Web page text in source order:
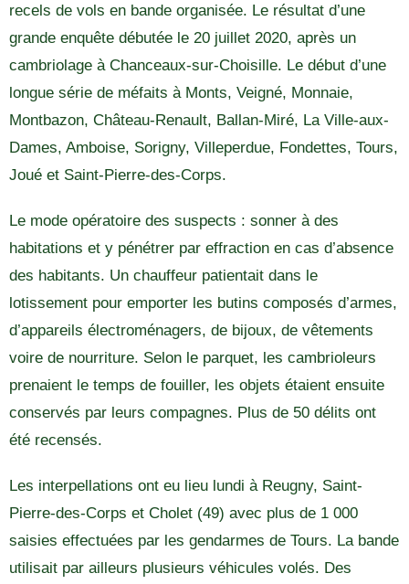
recels de vols en bande organisée. Le résultat d’une
grande enquête débutée le 20 juillet 2020, après un
cambriolage à Chanceaux-sur-Choisille. Le début d’une
longue série de méfaits à Monts, Veigné, Monnaie,
Montbazon, Château-Renault, Ballan-Miré, La Ville-aux-
Dames, Amboise, Sorigny, Villeperdue, Fondettes, Tours,
Joué et Saint-Pierre-des-Corps.
Le mode opératoire des suspects : sonner à des
habitations et y pénétrer par effraction en cas d’absence
des habitants. Un chauffeur patientait dans le
lotissement pour emporter les butins composés d’armes,
d’appareils électroménagers, de bijoux, de vêtements
voire de nourriture. Selon le parquet, les cambrioleurs
prenaient le temps de fouiller, les objets étaient ensuite
conservés par leurs compagnes. Plus de 50 délits ont
été recensés.
Les interpellations ont eu lieu lundi à Reugny, Saint-
Pierre-des-Corps et Cholet (49) avec plus de 1 000
saisies effectuées par les gendarmes de Tours. La bande
utilisait par ailleurs plusieurs véhicules volés. Des